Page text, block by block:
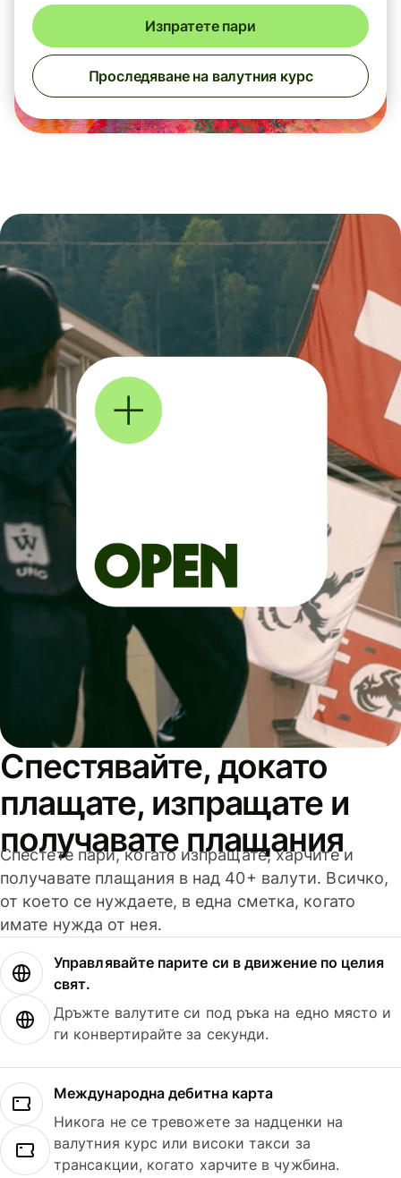
Изпратете пари
Проследяване на валутния курс
Спестявайте, докато
плащате, изпращате и
получавате плащания
Спестете пари, когато изпращате, харчите и
получавате плащания в над 40+ валути. Всичко,
от което се нуждаете, в една сметка, когато
имате нужда от нея.
Управлявайте парите си в движение по целия
свят.
Дръжте валутите си под ръка на едно място и
ги конвертирайте за секунди.
Международна дебитна карта
Никога не се тревожете за надценки на
валутния курс или високи такси за
трансакции, когато харчите в чужбина.